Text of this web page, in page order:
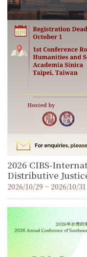
2026 CIBS-
Distributive
2026/10/29 ~ 2026/10/31